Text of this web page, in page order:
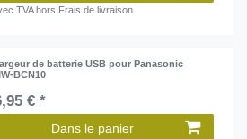
TVAhors Frais de livraison
de batterie USB pour Panasonic
BCN10
€ *
Dans le panier